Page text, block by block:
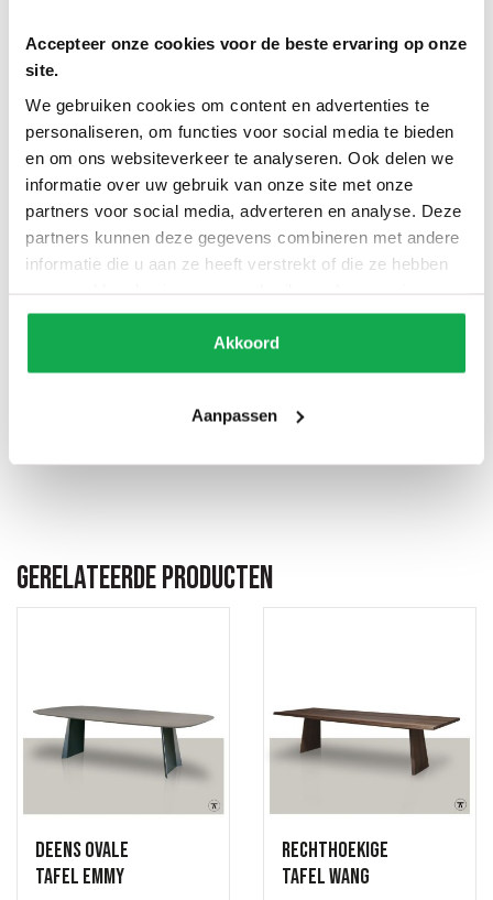
Accepteer onze cookies voor de beste ervaring op onze
site.
We gebruiken cookies om content en advertenties te
personaliseren, om functies voor social media te bieden
en om ons websiteverkeer te analyseren. Ook delen we
informatie over uw gebruik van onze site met onze
partners voor social media, adverteren en analyse. Deze
partners kunnen deze gegevens combineren met andere
informatie die u aan ze heeft verstrekt of die ze hebben
Akkoord
Aanpassen
Andere RAL coating
op aanvraag
Levertijd: 6 - 8 weken
Gratis bezorging begane grond
Boomstamtafel
aantal
Het tafelblad wordt afgewerkt in elke gewenste kleur. De bladen
tegen kringen en vlekken en ze zijn ook nog eens makkelijk te
Gerelateerde producten
Deens ovale
tafel Emmy
Rechthoekige
tafel Wang